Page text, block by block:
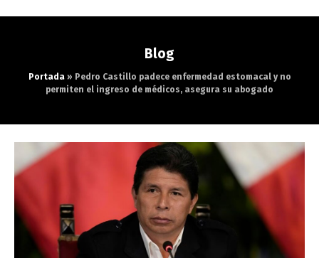
Blog
Portada» Pedro Castillo padece enfermedad estomacal y no
permiten el ingreso de médicos, asegura su abogado